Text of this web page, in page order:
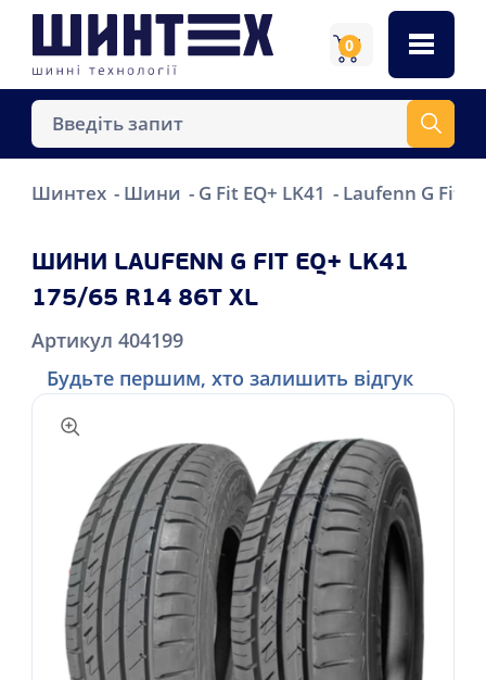
0
Шинтех Шини G Fit EQ+ LK41 Laufenn G Fit
ШИНИ LAUFENN G FIT EQ+ LK41
175/65 R14 86T XL
Артикул 404199
Будьте першим, хто залишить відгук